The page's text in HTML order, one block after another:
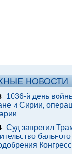
НОВОСТИ
1036-й день
и Сирии,
Суд запретил